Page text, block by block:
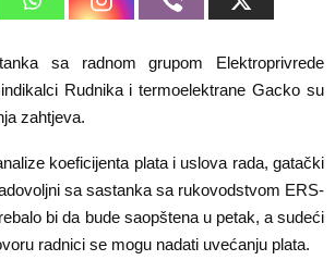
sa radnom grupom Elektroprivrede
Rudnika i termoelektrane Gacko su
zahtjeva.
koeficijenta plata i uslova rada, gatački
sa sastanka sa rukovodstvom ERS-
bi da bude saopštena u petak, a sudeći
radnici se mogu nadati uvećanju plata.